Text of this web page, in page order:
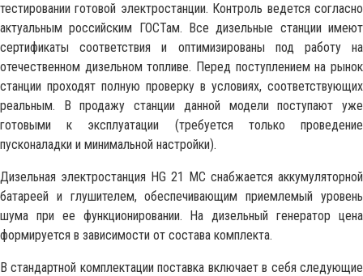
тестировании готовой электростанции. Контроль ведется согласно
актуальным российским ГОСТам. Все дизельные станции имеют
сертификаты соответствия и оптимизированы под работу на
отечественном дизельном топливе. Перед поступлением на рынок
станции проходят полную проверку в условиях, соответствующих
реальным. В продажу станции данной модели поступают уже
готовыми к эксплуатации (требуется только проведение
пусконаладки и минимальной настройки).
Дизельная электростанция HG 21 MC снабжается аккумуляторной
батареей и глушителем, обеспечивающим приемлемый уровень
шума при ее функционировании. На дизельный генератор цена
формируется в зависимости от состава комплекта.
В стандартной комплектации поставка включает в себя следующие